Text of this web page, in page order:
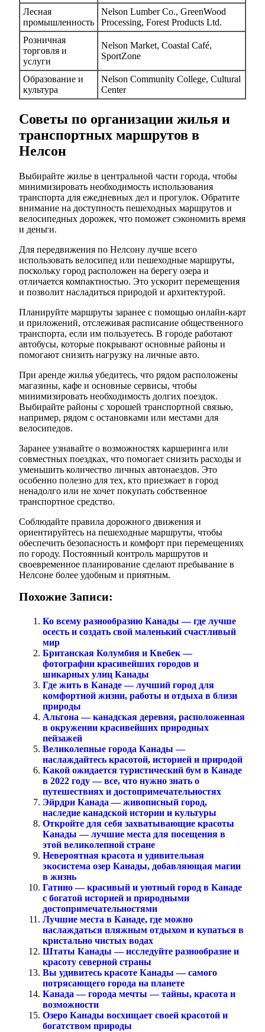
Лесная
промышленность
Nelson Lumber Co., GreenWood
Processing, Forest Products Ltd.
Розничная
торговля и
услуги
Nelson Market, Coastal Café,
SportZone
Образование и
культура
Nelson Community College, Cultural
Center
Советы по организации жилья и
транспортных маршрутов в
Нелсон
Выбирайте жилье в центральной части города, чтобы
минимизировать необходимость использования
транспорта для ежедневных дел и прогулок. Обратите
внимание на доступность пешеходных маршрутов и
велосипедных дорожек, что поможет сэкономить время
и деньги.
Для передвижения по Нелсону лучше всего
использовать велосипед или пешеходные маршруты,
поскольку город расположен на берегу озера и
отличается компактностью. Это ускорит перемещения
и позволит насладиться природой и архитектурой.
Планируйте маршруты заранее с помощью онлайн-карт
и приложений, отслеживая расписание общественного
транспорта, если им пользуетесь. В городе работают
автобусы, которые покрывают основные районы и
помогают снизить нагрузку на личные авто.
При аренде жилья убедитесь, что рядом расположены
магазины, кафе и основные сервисы, чтобы
минимизировать необходимость долгих поездок.
Выбирайте районы с хорошей транспортной связью,
например, рядом с остановками или местами для
велосипедов.
Заранее узнавайте о возможностях каршеринга или
совместных поездках, что помогает снизить расходы и
уменьшить количество личных автонаездов. Это
особенно полезно для тех, кто приезжает в город
ненадолго или не хочет покупать собственное
транспортное средство.
Соблюдайте правила дорожного движения и
ориентируйтесь на пешеходные маршруты, чтобы
обеспечить безопасность и комфорт при перемещениях
по городу. Постоянный контроль маршрутов и
своевременное планирование сделают пребывание в
Нелсоне более удобным и приятным.
Похожие Записи:
Ко всему разнообразию Канады — где лучше
осесть и создать свой маленький счастливый
мир
Британская Колумбия и Квебек —
фотографии красивейших городов и
шикарных улиц Канады
Где жить в Канаде — лучший город для
комфортной жизни, работы и отдыха в близи
природы
Альтона — канадская деревня, расположенная
в окружении красивейших природных
пейзажей
Великолепные города Канады —
наслаждайтесь красотой, историей и природой
Какой ожидается туристический бум в Канаде
в 2022 году — все, что нужно знать о
путешествиях и достопримечательностях
Эйрдри Канада — живописный город,
наследие канадской истории и культуры
Откройте для себя захватывающие красоты
Канады — лучшие места для посещения в
этой великолепной стране
Невероятная красота и удивительная
экосистема озер Канады, добавляющая магии
в жизнь
Гатино — красивый и уютный город в Канаде
с богатой историей и природными
достопримечательностями
Лучшие места в Канаде, где можно
наслаждаться пляжным отдыхом и купаться в
кристально чистых водах
Штаты Канады — исследуйте разнообразие и
красоту северной страны
Вы удивитесь красоте Канады — самого
потрясающего города на планете
Канада — города мечты — тайны, красота и
возможности
Озеро Канады восхищает своей красотой и
богатством природы